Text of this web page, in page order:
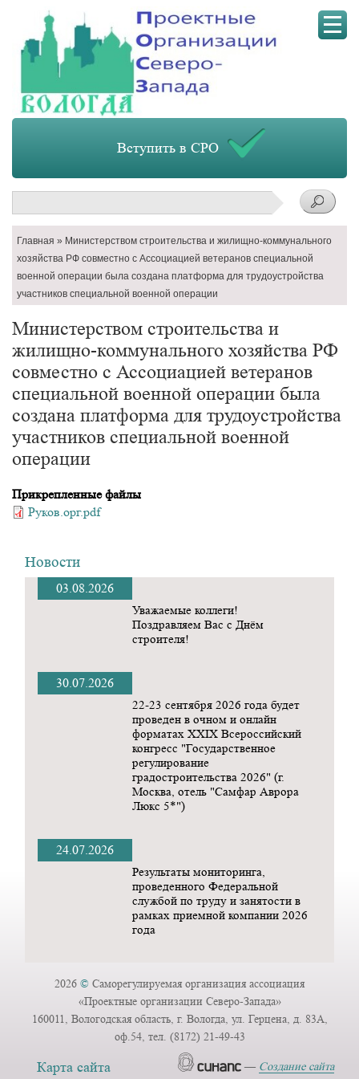
Вступить в СРО
Строка
навигации
Главная
Министерством строительства и жилищно-коммунального
хозяйства РФ совместно с Ассоциацией ветеранов специальной
военной операции была создана платформа для трудоустройства
участников специальной военной операции
Министерством строительства и
жилищно-коммунального хозяйства РФ
совместно с Ассоциацией ветеранов
специальной военной операции была
создана платформа для трудоустройства
участников специальной военной
операции
Прикрепленные файлы
Руков.орг.pdf
Новости
03.08.2026
Уважаемые коллеги!
Поздравляем Вас с Днём
строителя!
30.07.2026
22-23 сентября 2026 года будет
проведен в очном и онлайн
форматах ХХIX Всероссийский
конгресс "Государственное
регулирование
градостроительства 2026" (г.
Москва, отель "Самфар Аврора
Люкс 5*")
24.07.2026
Результаты мониторинга,
проведенного Федеральной
службой по труду и занятости в
рамках приемной компании 2026
года
2026 © Саморегулируемая организация ассоциация
«Проектные организации Северо-Запада»
160011, Вологодская область, г. Вологда, ул. Герцена, д. 83А,
оф.54, тел. (8172) 21-49-43
Карта сайта — Создание сайта